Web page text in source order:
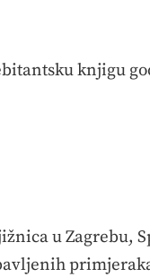
knjigu
u Zagrebu,